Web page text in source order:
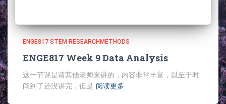
ENGE817 STEM RESEARCHMETHODS
ENGE817 Week 9 Data Analysis
这一节课是请其他老师来讲的，内容非常丰富，以至于时
间到了还没讲完，但是 阅读更多